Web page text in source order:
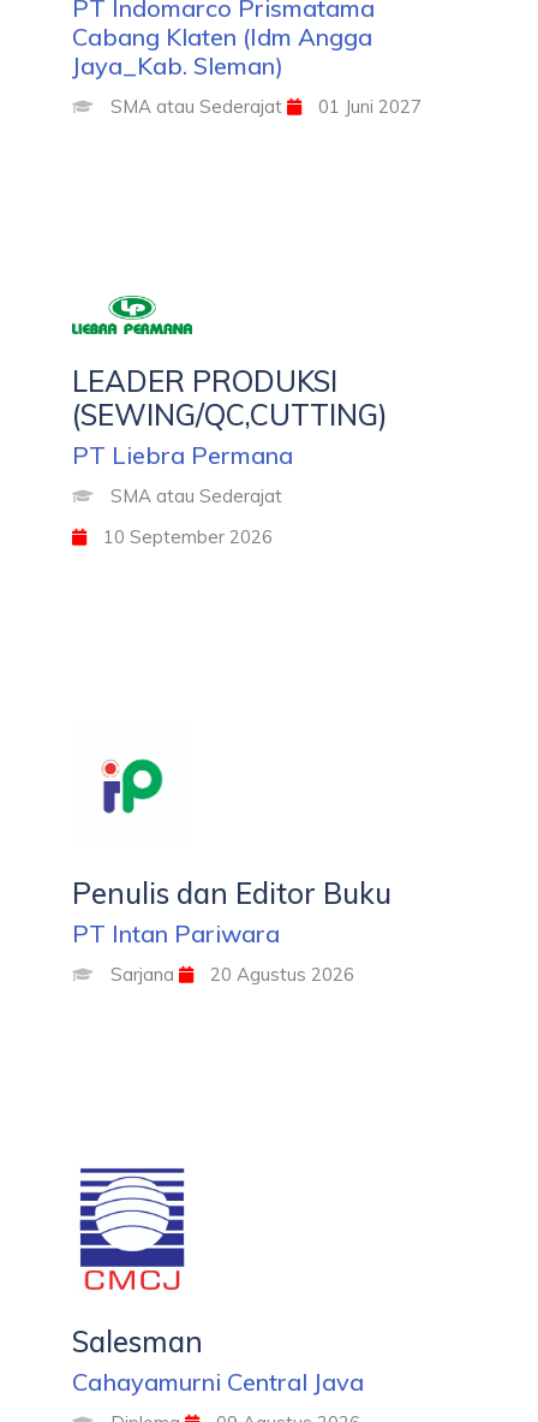
PT Indomarco Prismatama
Cabang Klaten (Idm Angga
Jaya_Kab. Sleman)
SMA atau Sederajat 01 Juni 2027
LEADER PRODUKSI
(SEWING/QC,CUTTING)
PT Liebra Permana
SMA atau Sederajat
10 September 2026
Penulis dan Editor Buku
PT Intan Pariwara
Sarjana 20 Agustus 2026
Salesman
Cahayamurni Central Java